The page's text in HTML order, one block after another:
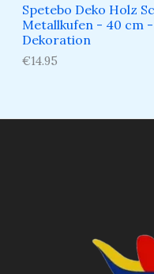
Spetebo Deko Holz
Metallkufen - 40 cm
Dekoration
€14.95